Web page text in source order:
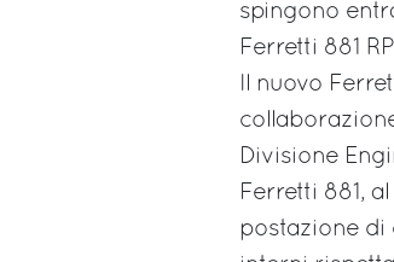
spingono
Ferretti 881
Il nuovo
Divisione
Ferretti 881,
postazione di